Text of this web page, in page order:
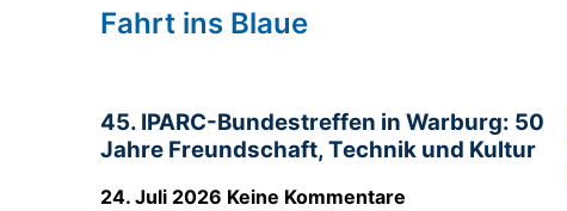
Fahrt ins Blaue
45. IPARC-Bundestreffen in Warburg: 50
Jahre Freundschaft, Technik und Kultur
24. Juli 2026 Keine Kommentare